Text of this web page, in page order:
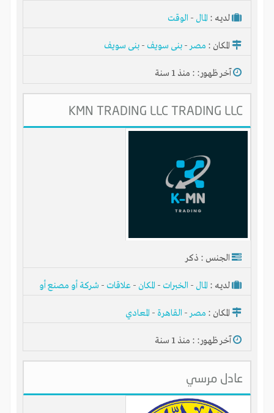
تنفيذ وتطوير المشروعات بالمشاركة
آلاف المشروعات الناشئة والقائمة
آلاف الأفكار الجيدة للاستثمار
انضم إلى آلاف المستثمرين
ابدأ حياتك كرجل أعمال
لديـه : المال - الوقت
المكان : مصر- بنى سويف - بنى سويف
آخر ظهور: : منذ 1 سنة
KMN TRADING LLC TRADING LLC
الجنس : ذكر
لديـه : المال - الخبرات - المكان - علاقات - شركة أو مصنع أو
المكان : مصر- القاهرة - المعادي
آخر ظهور: : منذ 1 سنة
عادل مرسي